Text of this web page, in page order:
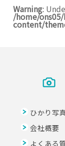
Warning:
/home/
content/
ひかり写
会社概要
よくある